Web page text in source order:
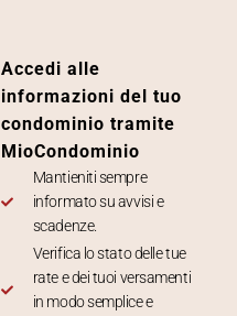
Accedi alle
informazioni del tuo
condominio tramite
MioCondominio
Mantieniti sempre
informato su avvisi e
scadenze.
Verifica lo stato delle tue
rate e dei tuoi versamenti
in modo semplice e